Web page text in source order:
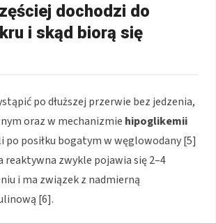
dochodzi do
i skąd biorą się
po dłuższej przerwie bez jedzenia,
oraz w mechanizmie hipoglikemii
po posiłku bogatym w węglowodany [5]
reaktywna zwykle pojawia się 2–4
i ma związek z nadmierną
[6].